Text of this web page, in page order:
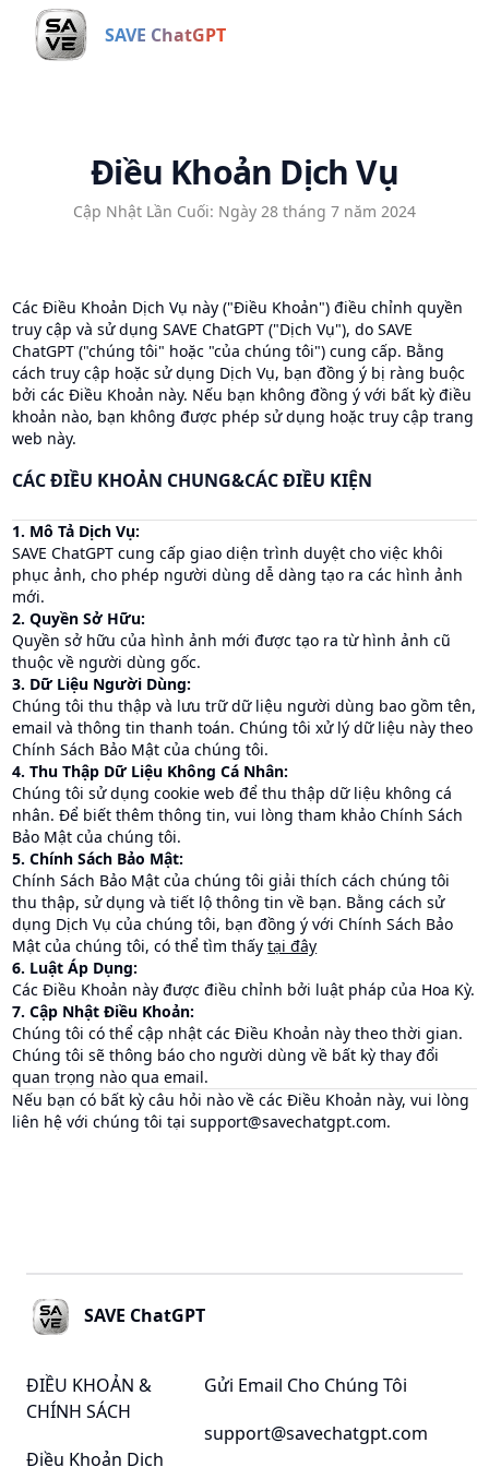
SAVE ChatGPT
Điều Khoản Dịch Vụ
Cập Nhật Lần Cuối: Ngày 28 tháng 7 năm 2024
Các Điều Khoản Dịch Vụ này ("Điều Khoản") điều chỉnh quyền
truy cập và sử dụng SAVE ChatGPT ("Dịch Vụ"), do SAVE
ChatGPT ("chúng tôi" hoặc "của chúng tôi") cung cấp. Bằng
cách truy cập hoặc sử dụng Dịch Vụ, bạn đồng ý bị ràng buộc
bởi các Điều Khoản này. Nếu bạn không đồng ý với bất kỳ điều
khoản nào, bạn không được phép sử dụng hoặc truy cập trang
web này.
CÁC ĐIỀU KHOẢN CHUNG&CÁC ĐIỀU KIỆN
1. Mô Tả Dịch Vụ:
SAVE ChatGPT cung cấp giao diện trình duyệt cho việc khôi
phục ảnh, cho phép người dùng dễ dàng tạo ra các hình ảnh
mới.
2. Quyền Sở Hữu:
Quyền sở hữu của hình ảnh mới được tạo ra từ hình ảnh cũ
thuộc về người dùng gốc.
3. Dữ Liệu Người Dùng:
Chúng tôi thu thập và lưu trữ dữ liệu người dùng bao gồm tên,
email và thông tin thanh toán. Chúng tôi xử lý dữ liệu này theo
Chính Sách Bảo Mật của chúng tôi.
4. Thu Thập Dữ Liệu Không Cá Nhân:
Chúng tôi sử dụng cookie web để thu thập dữ liệu không cá
nhân. Để biết thêm thông tin, vui lòng tham khảo Chính Sách
Bảo Mật của chúng tôi.
5. Chính Sách Bảo Mật:
Chính Sách Bảo Mật của chúng tôi giải thích cách chúng tôi
thu thập, sử dụng và tiết lộ thông tin về bạn. Bằng cách sử
dụng Dịch Vụ của chúng tôi, bạn đồng ý với Chính Sách Bảo
Mật của chúng tôi, có thể tìm thấytại đây
6. Luật Áp Dụng:
Các Điều Khoản này được điều chỉnh bởi luật pháp của Hoa Kỳ.
7. Cập Nhật Điều Khoản:
Chúng tôi có thể cập nhật các Điều Khoản này theo thời gian.
Chúng tôi sẽ thông báo cho người dùng về bất kỳ thay đổi
quan trọng nào qua email.
Nếu bạn có bất kỳ câu hỏi nào về các Điều Khoản này, vui lòng
liên hệ với chúng tôi tạisupport@savechatgpt.com.
SAVE ChatGPT
ĐIỀU KHOẢN &
CHÍNH SÁCH
Điều Khoản Dịch
Gửi Email Cho Chúng Tôi
support@savechatgpt.com